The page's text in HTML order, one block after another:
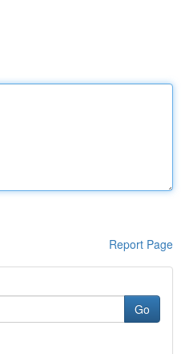
Report Page
Go